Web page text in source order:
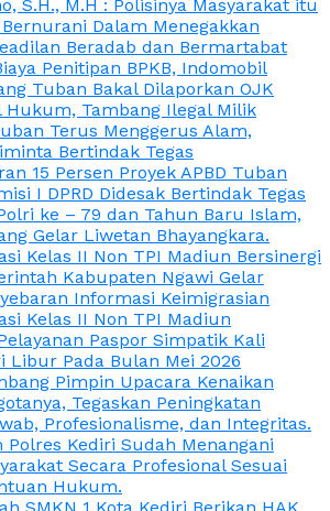
S.H., M.H : Polisinya Masyarakat itu
Dalam Menegakkan
Beradab dan Bermartabat
Penitipan BPKB, Indomobil
Tuban Bakal Dilaporkan OJK
Hukum, Tambang Ilegal Milik
Terus Menggerus Alam,
Bertindak Tegas
15 Persen Proyek APBD Tuban
I DPRD Didesak Bertindak Tegas
ke – 79 dan Tahun Baru Islam,
Gelar Liwetan Bhayangkara.
Kelas II Non TPI Madiun Bersinergi
Kabupaten Ngawi Gelar
Informasi Keimigrasian
Kelas II Non TPI Madiun
Paspor Simpatik Kali
Libur Pada Bulan Mei 2026
Pimpin Upacara Kenaikan
Tegaskan Peningkatan
Profesionalisme, dan Integritas.
Polres Kediri Sudah Menangani
Secara Profesional Sesuai
Hukum.